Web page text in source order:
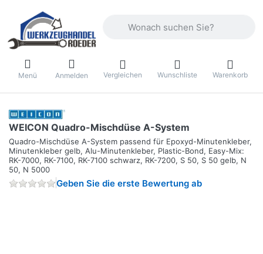
Menü Anmelden Vergleichen Wunschliste Warenkorb
WEICON Quadro-Mischdüse A-System
Quadro-Mischdüse A-System passend für Epoxyd-Minutenkleber,
Minutenkleber gelb, Alu-Minutenkleber, Plastic-Bond, Easy-Mix:
RK-7000, RK-7100, RK-7100 schwarz, RK-7200, S 50, S 50 gelb, N
50, N 5000
Geben Sie die erste Bewertung ab